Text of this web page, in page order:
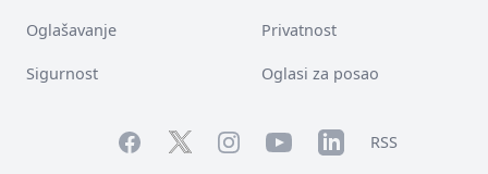
Oglašavanje Privatnost
Sigurnost Oglasi za posao
FacebookTwitterInstagramYouTubeLinkedInRSS